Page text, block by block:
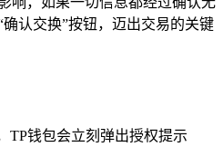
认交换”按钮，迈出交易的关键
TP钱包会立刻弹出授权提示